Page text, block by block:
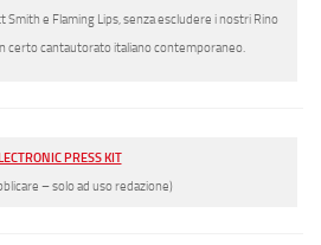
Smith e Flaming Lips, senza escludere i nostri Rino
certo cantautorato italiano contemporaneo.
PRESS KIT
– solo ad uso redazione)